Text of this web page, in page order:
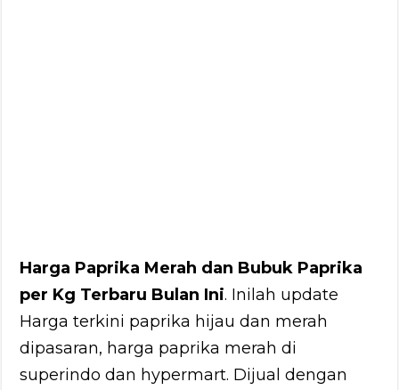
Harga Paprika Merah dan Bubuk Paprika
per Kg Terbaru Bulan Ini. Inilah update
Harga terkini paprika hijau dan merah
dipasaran, harga paprika merah di
superindo dan hypermart. Dijual dengan